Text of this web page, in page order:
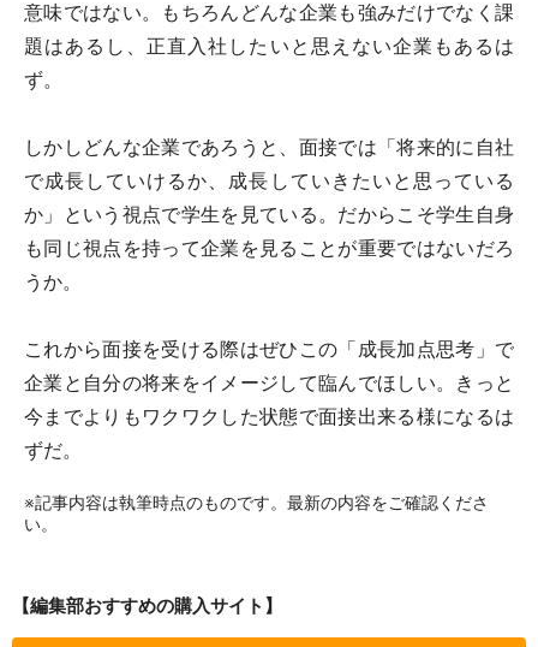
意味ではない。もちろんどんな企業も強みだけでなく課
題はあるし、正直入社したいと思えない企業もあるは
ず。
しかしどんな企業であろうと、面接では「将来的に自社
で成長していけるか、成長していきたいと思っている
か」という視点で学生を見ている。だからこそ学生自身
も同じ視点を持って企業を見ることが重要ではないだろ
うか。
これから面接を受ける際はぜひこの「成長加点思考」で
企業と自分の将来をイメージして臨んでほしい。きっと
今までよりもワクワクした状態で面接出来る様になるは
ずだ。
※記事内容は執筆時点のものです。最新の内容をご確認くださ
い。
【編集部おすすめの購入サイト】